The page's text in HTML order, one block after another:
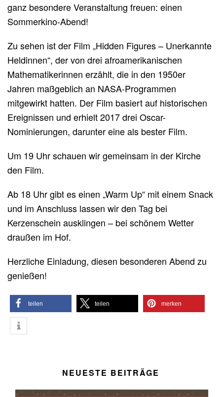
ganz besondere Veranstaltung freuen: einen
Sommerkino-Abend!
Zu sehen ist der Film „Hidden Figures – Unerkannte
Heldinnen“, der von drei afroamerikanischen
Mathematikerinnen erzählt, die in den 1950er
Jahren maßgeblich an NASA-Programmen
mitgewirkt hatten. Der Film basiert auf historischen
Ereignissen und erhielt 2017 drei Oscar-
Nominierungen, darunter eine als bester Film.
Um 19 Uhr schauen wir gemeinsam in der Kirche
den Film.
Ab 18 Uhr gibt es einen „Warm Up“ mit einem Snack
und im Anschluss lassen wir den Tag bei
Kerzenschein ausklingen – bei schönem Wetter
draußen im Hof.
Herzliche Einladung, diesen besonderen Abend zu
genießen!
teilen teilen merken
NEUESTE BEITRÄGE